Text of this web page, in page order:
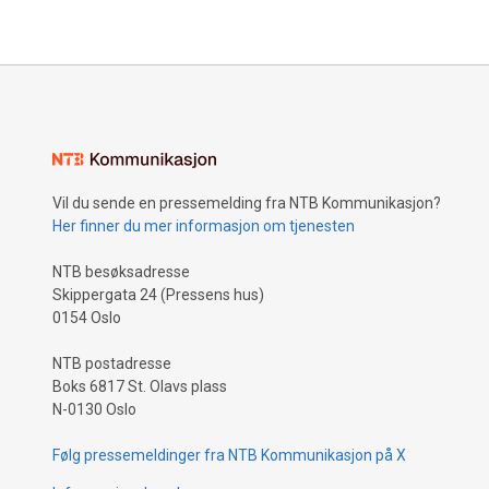
Vil du sende en pressemelding fra NTB Kommunikasjon?
Her finner du mer informasjon om tjenesten
NTB besøksadresse
Skippergata 24 (Pressens hus)
0154 Oslo
NTB postadresse
Boks 6817 St. Olavs plass
N-0130 Oslo
Følg pressemeldinger fra NTB Kommunikasjon på X